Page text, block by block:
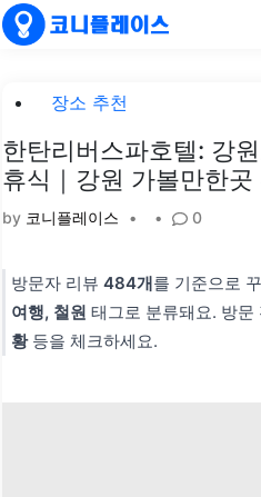
Skip
to
Posted장소 추천
한탄리버스파호텔: 강
휴식｜강원 가볼만한곳
by 코니플레이스 • • 0
방문자 리뷰484개를 기준으로
여행, 철원 태그로 분류돼요. 방문
황등을 체크하세요.